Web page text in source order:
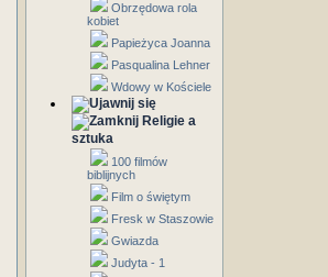
Obrzędowa rola
kobiet
Papieżyca Joanna
Pasqualina Lehner
Wdowy w Kościele
Religie a
sztuka
100 filmów
biblijnych
Film o świętym
Fresk w Staszowie
Gwiazda
Judyta - 1